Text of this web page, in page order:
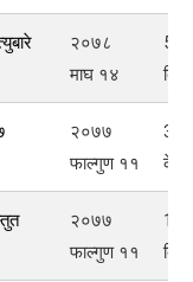
२०७८
माघ १४
53
बि
२०७७
फाल्गुण ११
के बि
२०७७
फाल्गुण ११
158
बि